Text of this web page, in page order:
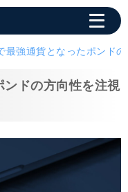
最強通貨となったポンド
ンドの方向性を注視